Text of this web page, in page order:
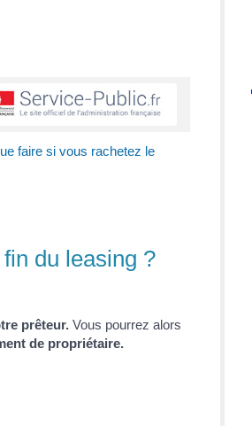
faire si vous rachetez le
du leasing ?
prêteur. Vous pourrez alors
de propriétaire.